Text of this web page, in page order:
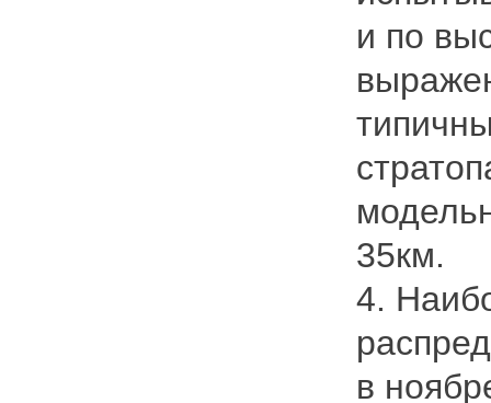
и по
35км.
4.
в